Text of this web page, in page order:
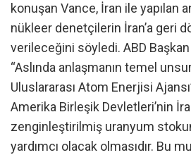
konuşan Vance, İran ile yapılan
nükleer denetçilerin İran’a geri
verileceğini söyledi. ABD Başkan
“Aslında anlaşmanın temel
Uluslararası Atom Enerjisi
Amerika Birleşik Devletleri’nin
zenginleştirilmiş uranyum
yardımcı olacak olmasıdır. Bu